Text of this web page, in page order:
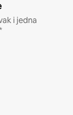
i jedna